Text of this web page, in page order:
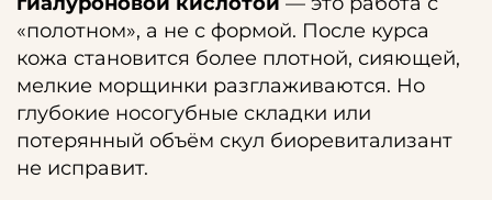
«полотном», а не с формой. После курса
кожа становится более плотной, сияющей,
мелкие морщинки разглаживаются. Но
глубокие носогубные складки или
потерянный объём скул биоревитализант
не исправит.